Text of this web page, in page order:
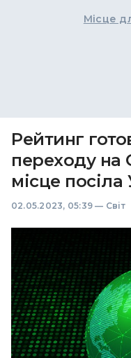
Місце
Рейтинг
переходу на
місце посіла
02.05.2023, 05:39 — Світ